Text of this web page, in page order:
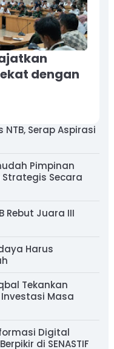
dengan
NTB, Serap Aspirasi
Pimpinan
Secara
Rebut Juara III
Harus
Tekankan
Masa
Digital
di SENASTIF